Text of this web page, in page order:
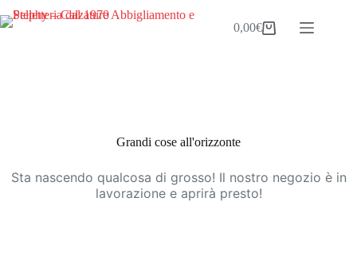
al
Carrello
0,00€
Grandi cose all'orizzonte
Sta nascendo qualcosa di grosso! Il nostro negozio è in
lavorazione e aprirà presto!